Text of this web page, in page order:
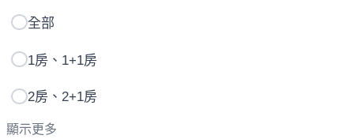
全部
1房、1+1房
2房、2+1房
顯示更多